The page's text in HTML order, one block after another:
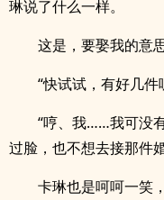
琳说了什么一样。
这是，要娶我的意
“快试试，有好几件
“哼、我……我可没
过脸，也不想去接那件婚
卡琳也是呵呵一笑